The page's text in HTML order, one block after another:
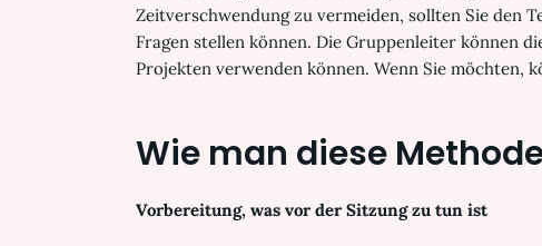
Zeitverschwendung zu vermeiden, sollten Sie den
Fragen stellen können. Die Gruppenleiter können
Projekten verwenden können. Wenn Sie möchten,
Wie man diese
Vorbereitung, was vor der Sitzung zu tun ist